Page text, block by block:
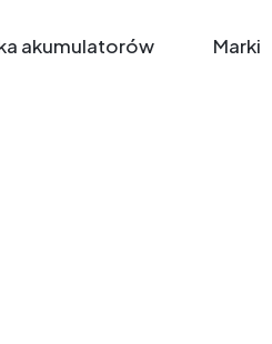
akumulatorów Marki